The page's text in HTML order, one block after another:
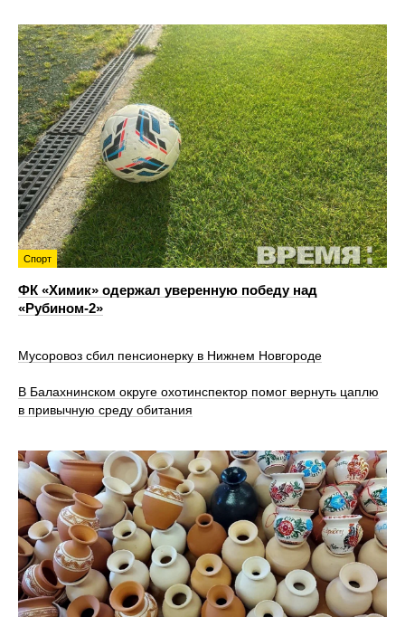
Спорт
ФК «Химик» одержал уверенную победу над
«Рубином‑2»
Мусоровоз сбил пенсионерку в Нижнем Новгороде
В Балахнинском округе охотинспектор помог вернуть цаплю
в привычную среду обитания